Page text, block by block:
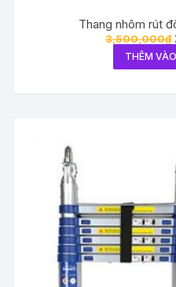
Thang nhôm rút
3,500,000₫
THÊM